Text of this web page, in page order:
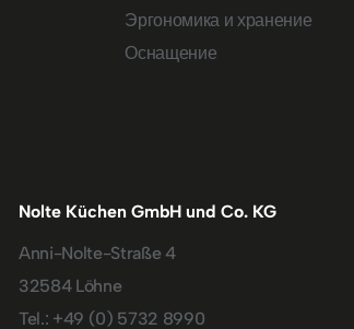
Эргономика и хранение
Оснащение
Nolte Küchen GmbH und Co. KG
Anni-Nolte-Straße 4
32584 Löhne
Tel.: +49 (0) 5732 8990